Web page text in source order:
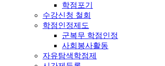
학점포기
수강신청 철회
학점인정제도
군복무 학점인정
사회봉사활동
자유탐색학점제